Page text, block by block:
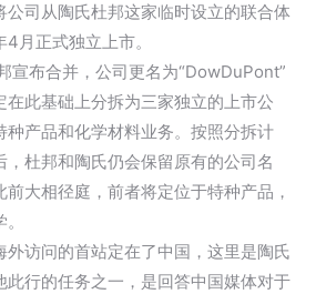
公司从陶氏杜邦这家临时设立的联合体
月正式独立上市。
宣布合并，公司更名为“DowDuPont”
在此基础上分拆为三家独立的上市公
种产品和化学材料业务。按照分拆计
杜邦和陶氏仍会保留原有的公司名
大相径庭，前者将定位于特种产品，
外访问的首站定在了中国，这里是陶氏
此行的任务之一，是回答中国媒体对于